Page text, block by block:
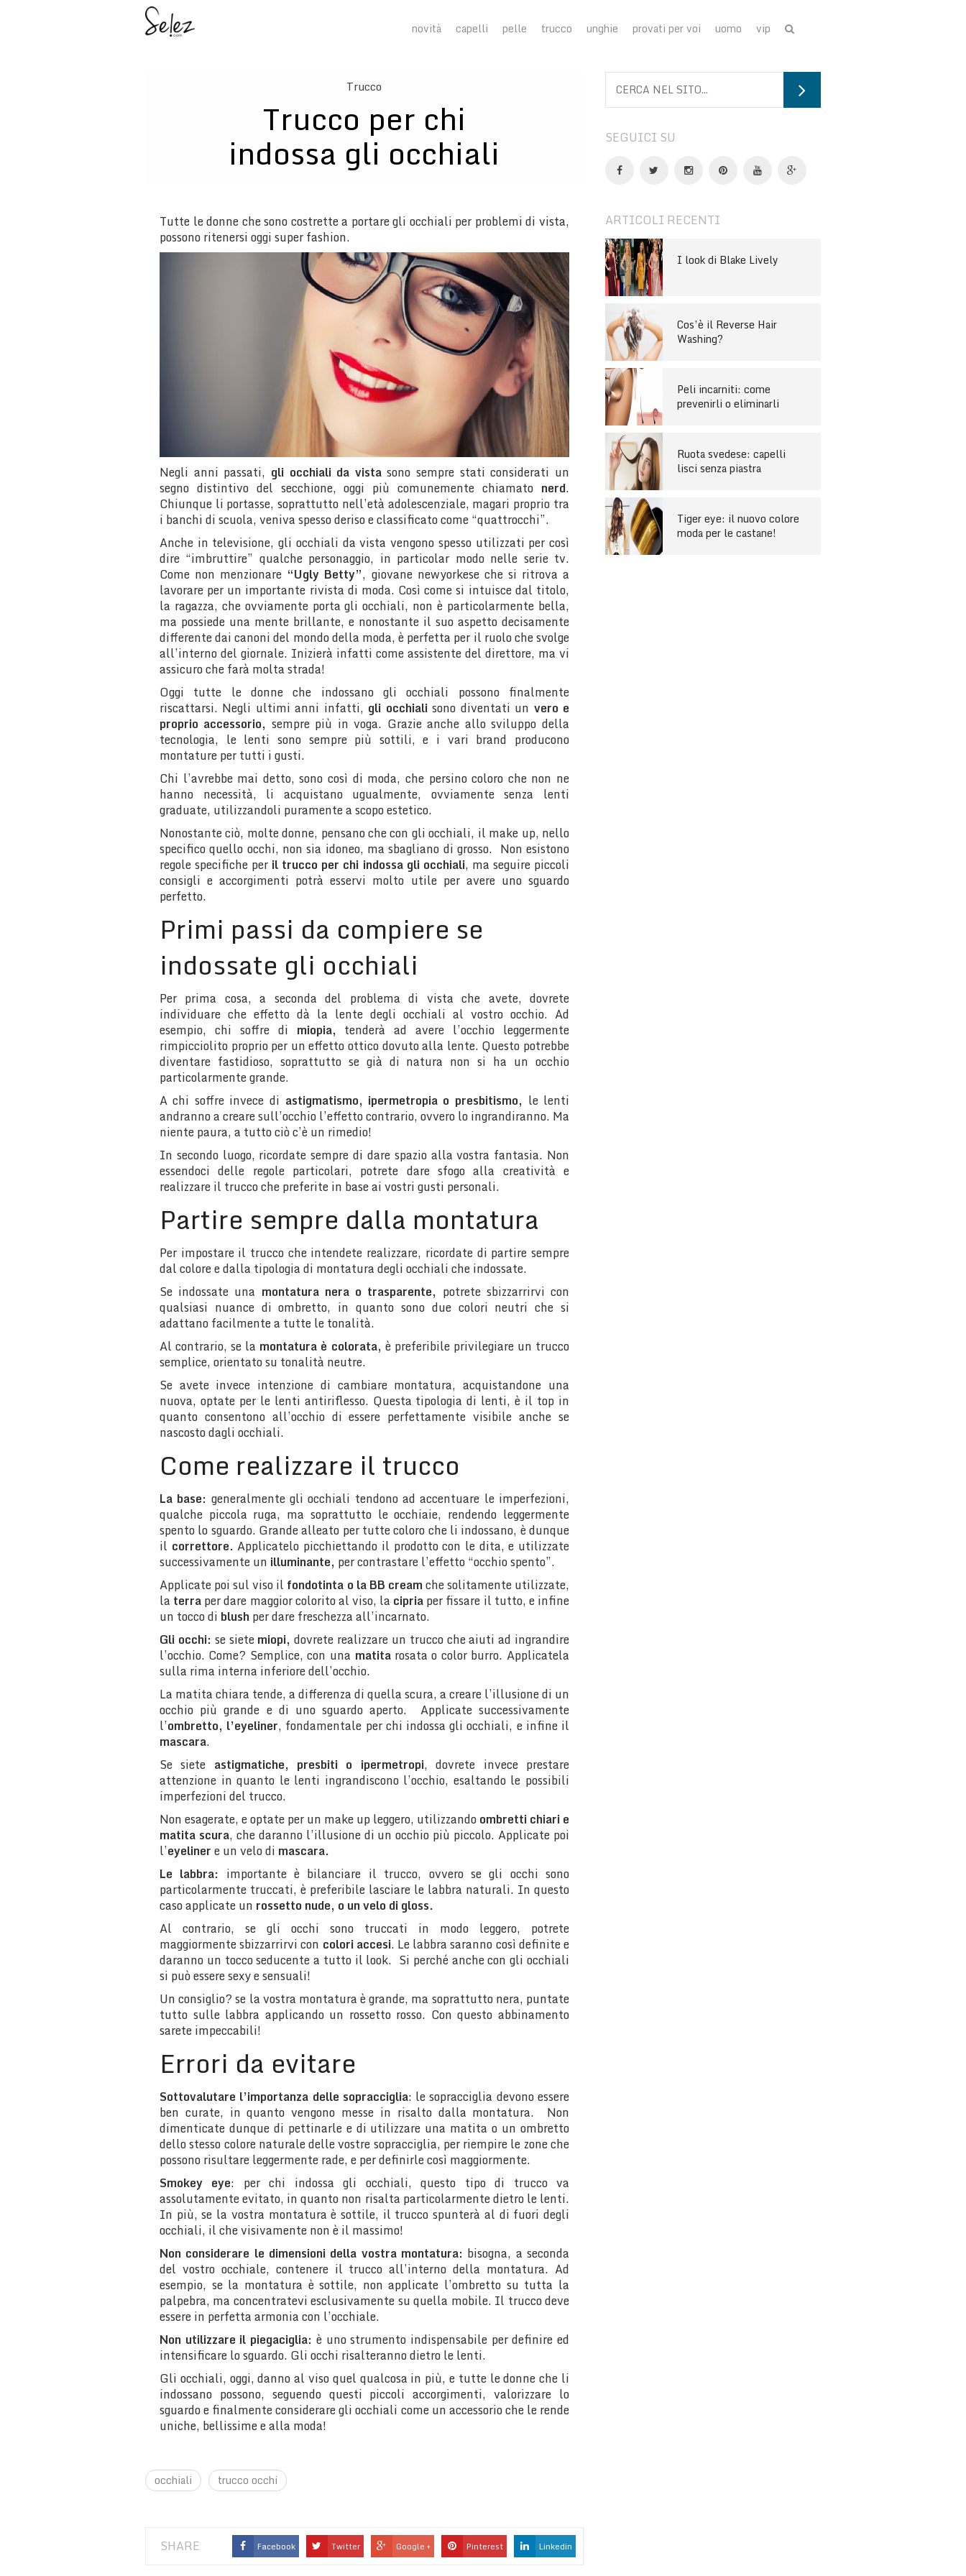
novità capelli pelle trucco unghie provati per voi uomo vip
Trucco
Trucco per chi
indossa gli occhiali
Tutte le donne che sono costrette a portare gli occhiali per problemi di vista,
possono ritenersi oggi super fashion.
Negli anni passati, gli occhiali da vistasono sempre stati considerati un
segno distintivo del secchione, oggi più comunemente chiamato nerd.
Chiunque li portasse, soprattutto nell’età adolescenziale, magari proprio tra
i banchi di scuola, veniva spesso deriso e classificato come “quattrocchi”.
Anche in televisione, gli occhiali da vista vengono spesso utilizzati per così
dire “imbruttire” qualche personaggio, in particolar modo nelle serie tv.
Come non menzionare “Ugly Betty”, giovane newyorkese che si ritrova a
lavorare per un importante rivista di moda. Così come si intuisce dal titolo,
la ragazza, che ovviamente porta gli occhiali, non è particolarmente bella,
ma possiede una mente brillante, e nonostante il suo aspetto decisamente
differente dai canoni del mondo della moda, è perfetta per il ruolo che svolge
all’interno del giornale. Inizierà infatti come assistente del direttore, ma vi
assicuro che farà molta strada!
Oggi tutte le donne che indossano gli occhiali possono finalmente
riscattarsi. Negli ultimi anni infatti, gli occhialisono diventati un vero e
proprio accessorio, sempre più in voga. Grazie anche allo sviluppo della
tecnologia, le lenti sono sempre più sottili, e i vari brand producono
montature per tutti i gusti.
Chi l’avrebbe mai detto, sono così di moda, che persino coloro che non ne
hanno necessità, li acquistano ugualmente, ovviamente senza lenti
graduate, utilizzandoli puramente a scopo estetico.
Nonostante ciò, molte donne, pensano che con gli occhiali, il make up, nello
specifico quello occhi, non sia idoneo, ma sbagliano di grosso. Non esistono
regole specifiche per il trucco per chi indossa gli occhiali, ma seguire piccoli
consigli e accorgimenti potrà esservi molto utile per avere uno sguardo
perfetto.
Primi passi da compiere se
indossate gli occhiali
Per prima cosa, a seconda del problema di vista che avete, dovrete
individuare che effetto dà la lente degli occhiali al vostro occhio. Ad
esempio, chi soffre di miopia, tenderà ad avere l’occhio leggermente
rimpicciolito proprio per un effetto ottico dovuto alla lente. Questo potrebbe
diventare fastidioso, soprattutto se già di natura non si ha un occhio
particolarmente grande.
A chi soffre invece di astigmatismo, ipermetropia o presbitismo, le lenti
andranno a creare sull’occhio l’effetto contrario, ovvero lo ingrandiranno. Ma
niente paura, a tutto ciò c’è un rimedio!
In secondo luogo, ricordate sempre di dare spazio alla vostra fantasia. Non
essendoci delle regole particolari, potrete dare sfogo alla creatività e
realizzare il trucco che preferite in base ai vostri gusti personali.
Partire sempre dalla montatura
Per impostare il trucco che intendete realizzare, ricordate di partire sempre
dal colore e dalla tipologia di montatura degli occhiali che indossate.
Se indossate una montatura nera o trasparente, potrete sbizzarrirvi con
qualsiasi nuance di ombretto, in quanto sono due colori neutri che si
adattano facilmente a tutte le tonalità.
Al contrario, se la montatura è colorata, è preferibile privilegiare un trucco
semplice, orientato su tonalità neutre.
Se avete invece intenzione di cambiare montatura, acquistandone una
nuova, optate per le lenti antiriflesso. Questa tipologia di lenti, è il top in
quanto consentono all’occhio di essere perfettamente visibile anche se
nascosto dagli occhiali.
Come realizzare il trucco
La base: generalmente gli occhiali tendono ad accentuare le imperfezioni,
qualche piccola ruga, ma soprattutto le occhiaie, rendendo leggermente
spento lo sguardo. Grande alleato per tutte coloro che li indossano, è dunque
il correttore.Applicatelo picchiettando il prodotto con le dita, e utilizzate
successivamente un illuminante, per contrastare l’effetto “occhio spento”.
Applicate poi sul viso il fondotinta o la BB creamche solitamente utilizzate,
la terraper dare maggior colorito al viso, la cipriaper fissare il tutto, e infine
un tocco di blushper dare freschezza all’incarnato.
Gli occhi: se sietemiopi,dovrete realizzare un trucco che aiuti ad ingrandire
l’occhio. Come? Semplice, con una matita rosata o color burro. Applicatela
sulla rima interna inferiore dell’occhio.
La matita chiara tende, a differenza di quella scura, a creare l’illusione di un
occhio più grande e di uno sguardo aperto. Applicate successivamente
l’ombretto, l’eyeliner, fondamentale per chi indossa gli occhiali, e infine il
mascara.
Se siete astigmatiche, presbiti o ipermetropi, dovrete invece prestare
attenzione in quanto le lenti ingrandiscono l’occhio, esaltando le possibili
imperfezioni del trucco.
Non esagerate, e optate per un make up leggero, utilizzandoombretti chiari e
matita scura, che daranno l’illusione di un occhio più piccolo. Applicate poi
l’eyelinere un velo di mascara.
Le labbra: importante è bilanciare il trucco, ovvero se gli occhi sono
particolarmente truccati, è preferibile lasciare le labbra naturali. In questo
caso applicate un rossetto nude, o un velo di gloss.
Al contrario, se gli occhi sono truccati in modo leggero, potrete
maggiormente sbizzarrirvi con colori accesi. Le labbra saranno così definite e
daranno un tocco seducente a tutto il look. Si perché anche con gli occhiali
si può essere sexy e sensuali!
Un consiglio? se la vostra montatura è grande, ma soprattutto nera, puntate
tutto sulle labbra applicando un rossetto rosso. Con questo abbinamento
sarete impeccabili!
Errori da evitare
Sottovalutare l’importanza delle sopracciglia: le sopracciglia devono essere
ben curate, in quanto vengono messe in risalto dalla montatura. Non
dimenticate dunque di pettinarle e di utilizzare una matita o un ombretto
dello stesso colore naturale delle vostre sopracciglia, per riempire le zone che
possono risultare leggermente rade, e per definirle così maggiormente.
Smokey eye: per chi indossa gli occhiali, questo tipo di trucco va
assolutamente evitato, in quanto non risalta particolarmente dietro le lenti.
In più, se la vostra montatura è sottile, il trucco spunterà al di fuori degli
occhiali, il che visivamente non è il massimo!
Non considerare le dimensioni della vostra montatura: bisogna, a seconda
del vostro occhiale, contenere il trucco all’interno della montatura. Ad
esempio, se la montatura è sottile, non applicate l’ombretto su tutta la
palpebra, ma concentratevi esclusivamente su quella mobile. Il trucco deve
essere in perfetta armonia con l’occhiale.
Non utilizzare il piegaciglia: è uno strumento indispensabile per definire ed
intensificare lo sguardo. Gli occhi risalteranno dietro le lenti.
Gli occhiali, oggi, danno al viso quel qualcosa in più, e tutte le donne che li
indossano possono, seguendo questi piccoli accorgimenti, valorizzare lo
sguardo e finalmente considerare gli occhiali come un accessorio che le rende
uniche, bellissime e alla moda!
occhiali trucco occhi
SHARE Facebook Twitter Google + Pinterest Linkedin
SEGUICI SU
ARTICOLI RECENTI
I look di Blake Lively
Cos’è il Reverse Hair
Washing?
Peli incarniti: come
prevenirli o eliminarli
Ruota svedese: capelli
lisci senza piastra
Tiger eye: il nuovo colore
moda per le castane!